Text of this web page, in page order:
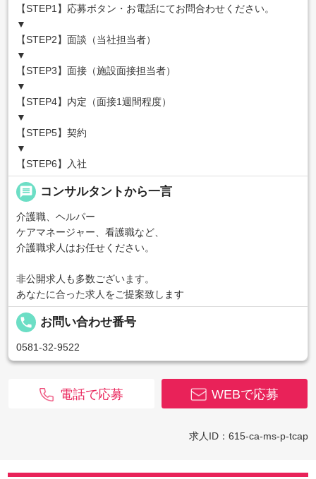
【STEP1】応募ボタン・お電話にてお問合わせください。
▼
【STEP2】面談（当社担当者）
▼
【STEP3】面接（施設面接担当者）
▼
【STEP4】内定（面接1週間程度）
▼
【STEP5】契約
▼
【STEP6】入社
message コンサルタントから一言
介護職、ヘルパー
ケアマネージャー、看護職など、
介護職求人はお任せください。
非公開求人も多数ございます。
あなたに合った求人をご提案致します
local_phone お問い合わせ番号
0581-32-9522
WEBで応募
電話で応募
求人ID：615-ca-ms-p-tcap